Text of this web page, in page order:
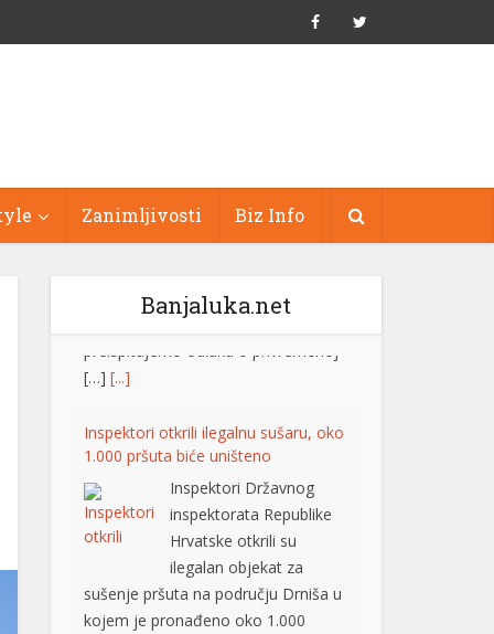
Zanimljivosti Biz Info
Banjaluka.net
Inspektori otkrili ilegalnu sušaru, oko
Inspektori Državnog
inspektorata Republike
Hrvatske otkrili su
ilegalan objekat za
sušenje pršuta na području Drniša u
kojem je pronađeno oko 1.000
pršuta bez dokumentacije o porijeklu
mesa. U toku je istraga odakle je